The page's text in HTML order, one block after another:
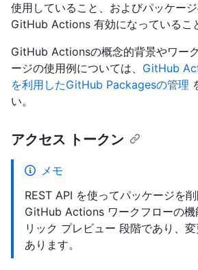
使用していること、およびパッケー
GitHub Actions 有効になっているこ
GitHub Actionsの概念的背景やワー
ージの使用例については、 GitHub
を利用したGitHub Packagesの管理
い。
アクセス トークン
メモ
REST API を使ってパッケージを
GitHub Actions ワークフローの機
リック プレビュー 段階であり、
あります。